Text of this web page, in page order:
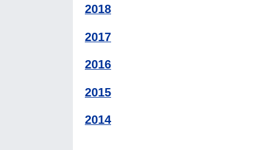
2018
2017
2016
2015
2014